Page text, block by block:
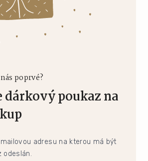
poprvé?
poukaz na
adresu na kterou má být
odeslán.